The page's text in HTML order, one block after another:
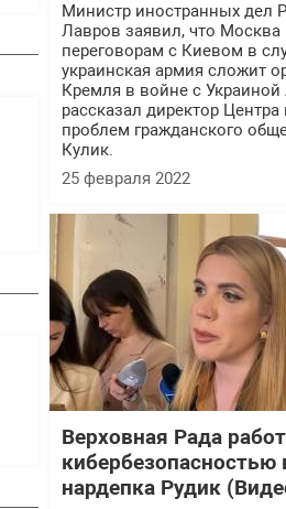
Министр иностранных дел
Лавров заявил, что Москва
переговорам с Киевом в
украинская армия сложит
Кремля в войне с Украиной
рассказал директор
проблем гражданского
Кулик.
25 февраля 2022
Верховная Рада
кибербезопасностью
нардепка Рудик